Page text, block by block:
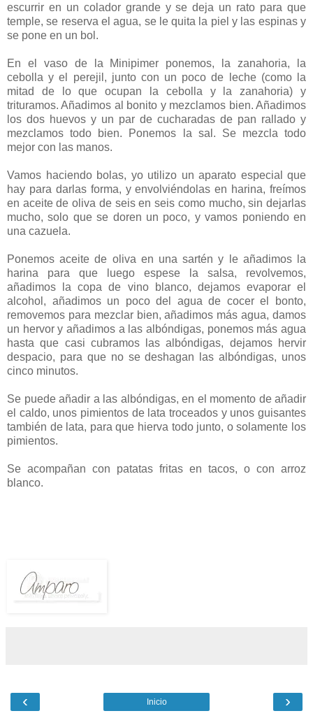
escurrir en un colador grande y se deja un rato para que
temple, se reserva el agua, se le quita la piel y las espinas y
se pone en un bol.
En el vaso de la Minipimer ponemos, la zanahoria, la
cebolla y el perejil, junto con un poco de leche (como la
mitad de lo que ocupan la cebolla y la zanahoria) y
trituramos. Añadimos al bonito y mezclamos bien. Añadimos
los dos huevos y un par de cucharadas de pan rallado y
mezclamos todo bien. Ponemos la sal. Se mezcla todo
mejor con las manos.
Vamos haciendo bolas, yo utilizo un aparato especial que
hay para darlas forma, y envolviéndolas en harina, freímos
en aceite de oliva de seis en seis como mucho, sin dejarlas
mucho, solo que se doren un poco, y vamos poniendo en
una cazuela.
Ponemos aceite de oliva en una sartén y le añadimos la
harina para que luego espese la salsa, revolvemos,
añadimos la copa de vino blanco, dejamos evaporar el
alcohol, añadimos un poco del agua de cocer el bonto,
removemos para mezclar bien, añadimos más agua, damos
un hervor y añadimos a las albóndigas, ponemos más agua
hasta que casi cubramos las albóndigas, dejamos hervir
despacio, para que no se deshagan las albóndigas, unos
cinco minutos.
Se puede añadir a las albóndigas, en el momento de añadir
el caldo, unos pimientos de lata troceados y unos guisantes
también de lata, para que hierva todo junto, o solamente los
pimientos.
Se acompañan con patatas fritas en tacos, o con arroz
blanco.
‹ ›
Inicio